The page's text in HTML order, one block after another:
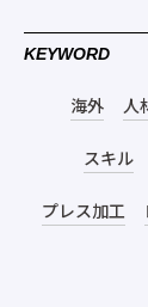
KEYWORD
海外 人
スキル
プレス加工